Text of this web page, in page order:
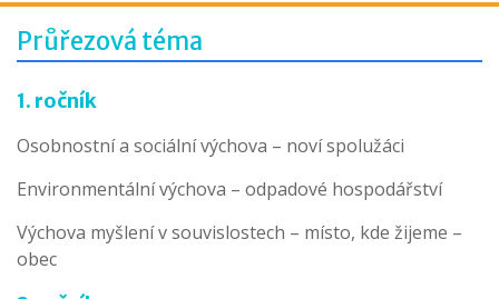
Průřezová téma
1. ročník
Osobnostní a sociální výchova – noví spolužáci
Environmentální výchova – odpadové hospodářství
Výchova myšlení v souvislostech – místo, kde žijeme –
obec